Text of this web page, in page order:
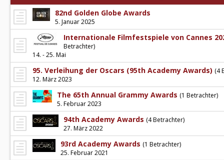
82nd Golden Globe Awards
5. Januar 2025
Internationale Filmfestspiele von Cannes
Betrachter)
14. - 25. Mai
95. Verleihung der Oscars (95th Academy Awards) (4
12. März 2023
The 65th Annual Grammy Awards (1 Betrachter)
5. Februar 2023
94th Academy Awards (4 Betrachter)
27. März 2022
93rd Academy Awards (1 Betrachter)
25. Februar 2021